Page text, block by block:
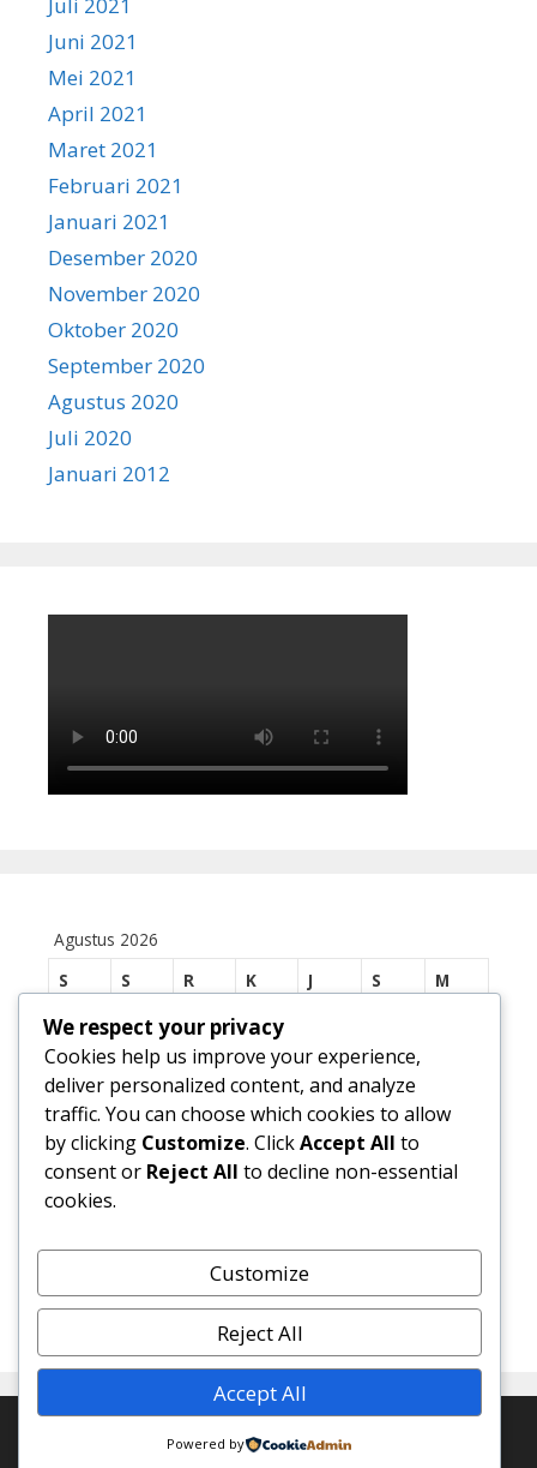
Juni 2021
Mei 2021
April 2021
Maret 2021
Februari 2021
Januari 2021
Desember 2020
November 2020
Oktober 2020
September 2020
Agustus 2020
Juli 2020
Januari 2012
Agustus 2026
S
S R K J S
M
3
4 5 6 8
10
11 12 13 14 15
16
17
18 19 20 21 22
24
31
« Jul
© 2026 SMP Negeri 1 Margasari
• Dibangun dengan
GeneratePress
We respect your privacy
Cookies help us improve your experience,
deliver personalized content, and analyze
traffic. You can choose which cookies to allow
by clicking Customize. ClickAccept All to
consent or Reject All to decline non-essential
cookies.
Customize
Reject All
Accept All
Powered by